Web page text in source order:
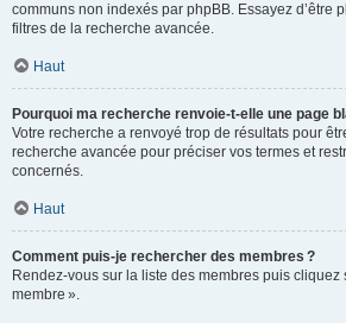
communs non indexés par phpBB. Essayez d’être
filtres de la recherche avancée.
Haut
Pourquoi ma recherche renvoie-t-elle une page
Votre recherche a renvoyé trop de résultats pour
recherche avancée pour préciser vos termes et
concernés.
Haut
Comment puis-je rechercher des membres ?
Rendez-vous sur la liste des membres puis cliquez
membre ».